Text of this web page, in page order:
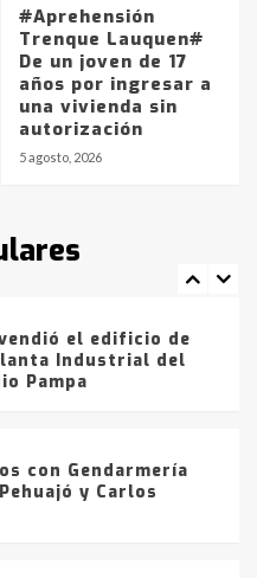
#Aprehensión
Trenque Lauquen#
De un joven de 17
años por ingresar a
una vivienda sin
autorización
5 agosto, 2026
de Bahía
que Agosto vendrá
en gran parte
por
de drogas en la
el edificio de
Industrial del
Pampa
con Gendarmería
y Carlos